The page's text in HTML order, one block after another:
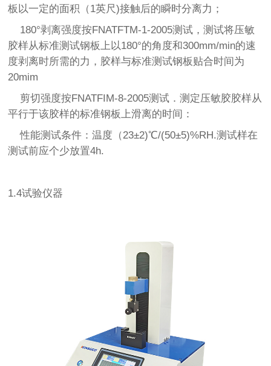
板以一定的面积（1英尺)接触后的瞬时分离力；
180°剥离强度按FNATFTM-1-2005测试，测试将压敏
胶样从标准测试钢板上以180°的角度和300mm/min的速
度剥离时所需的力，胶样与标准测试钢板贴合时间为
20mim
剪切强度按FNATFIM-8-2005测试．测定压敏胶胶样从
平行于该胶样的标准钢板上滑离的时间：
性能测试条件：温度（23±2)℃/(50±5)%RH.测试样在
测试前应个少放置4h.
1.4试验仪器